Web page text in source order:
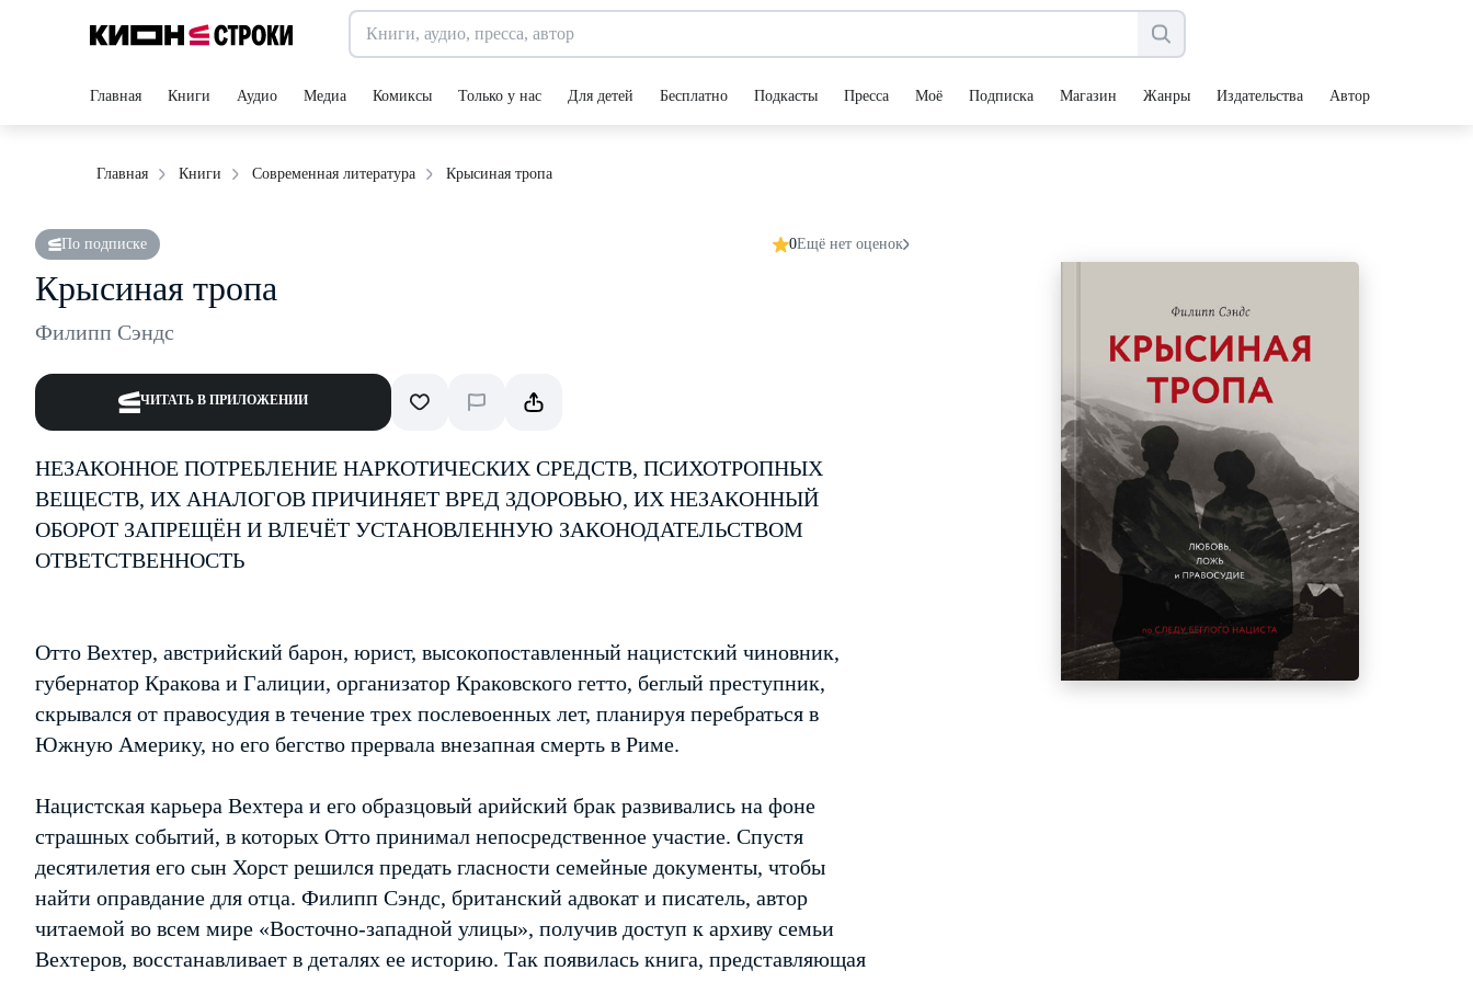
Главная Книги Аудио Медиа Комиксы Только у нас Для детей Бесплатно Подкасты Пресса Моё Подписка Магазин Жанры Издательства Авторы
Главная Книги Современная литература Крысиная тропа
По подписке 0Ещё нет оценок
Крысиная тропа
Филипп Сэндс
ЧИТАТЬ В ПРИЛОЖЕНИИ
НЕЗАКОННОЕ ПОТРЕБЛЕНИЕ НАРКОТИЧЕСКИХ СРЕДСТВ, ПСИХОТРОПНЫХ
ВЕЩЕСТВ, ИХ АНАЛОГОВ ПРИЧИНЯЕТ ВРЕД ЗДОРОВЬЮ, ИХ НЕЗАКОННЫЙ
ОБОРОТ ЗАПРЕЩЁН И ВЛЕЧЁТ УСТАНОВЛЕННУЮ ЗАКОНОДАТЕЛЬСТВОМ
ОТВЕТСТВЕННОСТЬ
Отто Вехтер, австрийский барон, юрист, высокопоставленный нацистский чиновник,
губернатор Кракова и Галиции, организатор Краковского гетто, беглый преступник,
скрывался от правосудия в течение трех послевоенных лет, планируя перебраться в
Южную Америку, но его бегство прервала внезапная смерть в Риме.
Нацистская карьера Вехтера и его образцовый арийский брак развивались на фоне
страшных событий, в которых Отто принимал непосредственное участие. Спустя
десятилетия его сын Хорст решился предать гласности семейные документы, чтобы
найти оправдание для отца. Филипп Сэндс, британский адвокат и писатель, автор
читаемой во всем мире «Восточно-западной улицы», получив доступ к архиву семьи
Вехтеров, восстанавливает в деталях ее историю. Так появилась книга, представляющая